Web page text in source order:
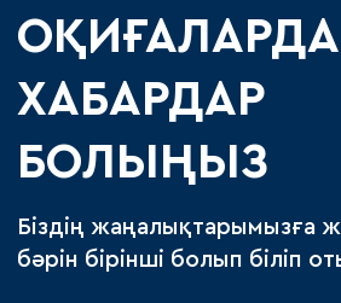
ХАБАРДАР
БОЛЫҢЫЗ
Біздің жаңалықтарымызға
бәрін бірінші болып біліп